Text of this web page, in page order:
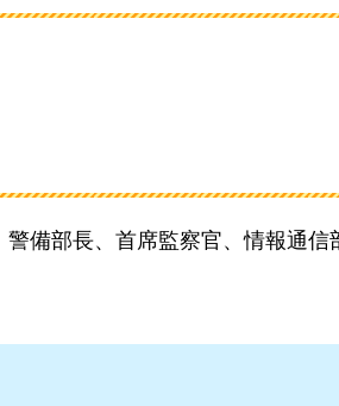
備部長、首席監察官、情報通信